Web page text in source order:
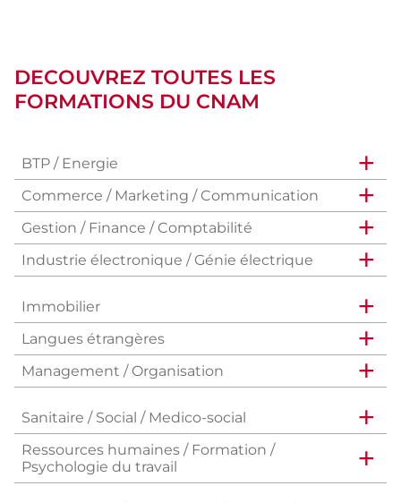
DECOUVREZ TOUTES LES
FORMATIONS DU CNAM
BTP / Energie
Commerce / Marketing / Communication
Gestion / Finance / Comptabilité
Industrie électronique / Génie électrique
Immobilier
Langues étrangères
Management / Organisation
Sanitaire / Social / Medico-social
Ressources humaines / Formation /
Psychologie du travail